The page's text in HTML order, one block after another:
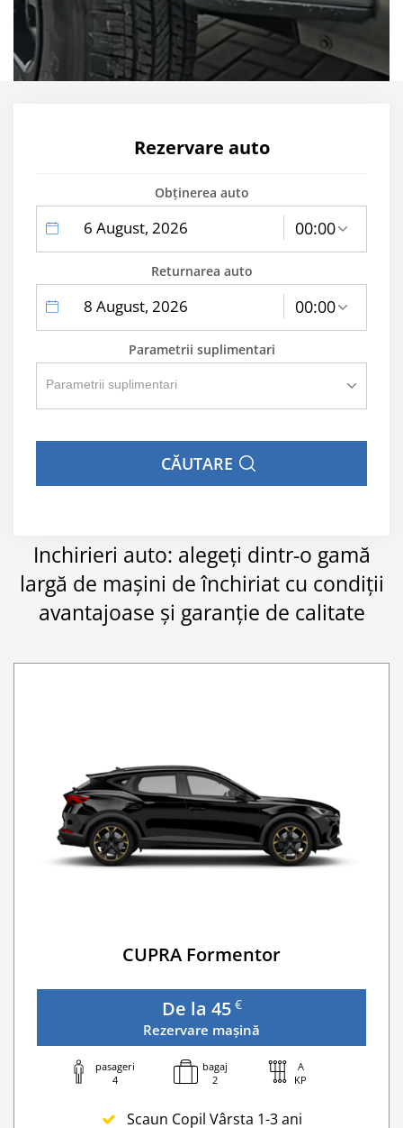
Rezervare auto
Obținerea auto
text
text
00:00
Returnarea auto
text
text
00:00
Parametrii suplimentari
CĂUTARE
Inchirieri auto: alegeți dintr-o gamă
largă de mașini de închiriat cu condiții
avantajoase și garanție de calitate
CUPRA Formentor
De la 45 €
Rezervare mașină
pasageri
4
bagaj
2
A
KP
Scaun Copil Vârsta 1-3 ani